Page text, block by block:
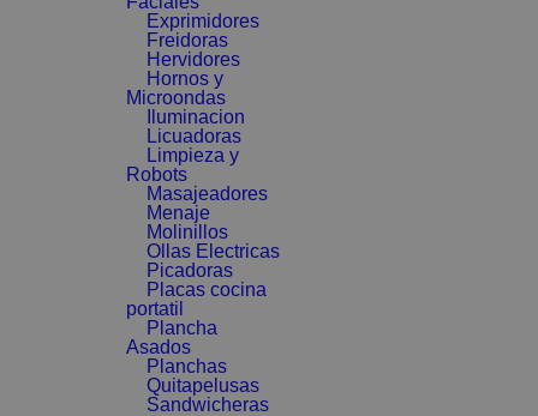
Exprimidores
Freidoras
Hervidores
Hornos y
Microondas
Iluminacion
Licuadoras
Limpieza y
Robots
Masajeadores
Menaje
Molinillos
Ollas Electricas
Picadoras
Placas cocina
portatil
Plancha
Asados
Planchas
Quitapelusas
Sandwicheras